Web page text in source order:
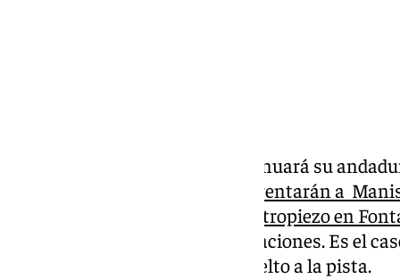
Este miércoles el Unicaja continuará su
Los cajistas se enfrentarán a
tropiezo en
algunos jugadores sumen sensaciones. Es el
semanas fuera del grupo, ha vuelto a la pista.